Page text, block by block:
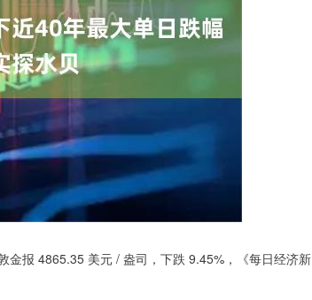
金报 4865.35 美元 / 盎司，下跌 9.45%，《每日经济新
200.89 1.42%